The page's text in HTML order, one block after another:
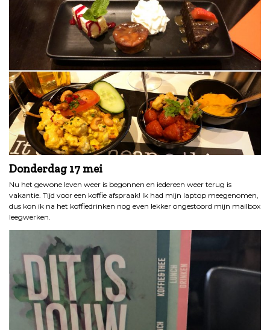
Donderdag 17 mei
Nu het gewone leven weer is begonnen en iedereen weer terug is
vakantie. Tijd voor een koffie afspraak! Ik had mijn laptop meegenomen,
dus kon ik na het koffiedrinken nog even lekker ongestoord mijn mailbox
leegwerken.